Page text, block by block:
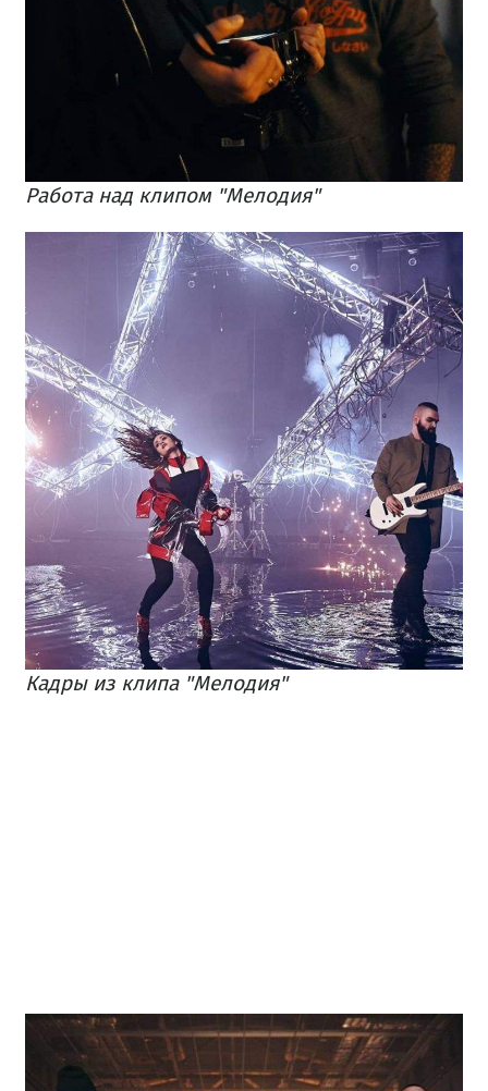
Работа над клипом "Мелодия"
Кадры из клипа "Мелодия"